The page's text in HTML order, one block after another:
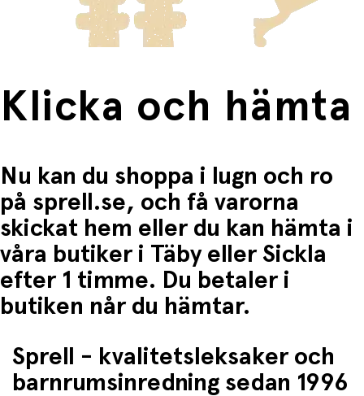
Fri frakt när du handlar för mer än 1500:-
Klicka och hämta
Nu kan du shoppa i lugn och ro
på sprell.se, och få varorna
skickat hem eller du kan hämta i
våra butiker i Täby eller Sickla
efter 1 timme. Du betaler i
butiken når du hämtar.
Sprell - kvalitetsleksaker och
barnrumsinredning sedan 1996